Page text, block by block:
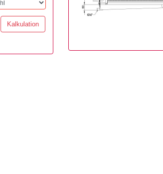
Kalkulation